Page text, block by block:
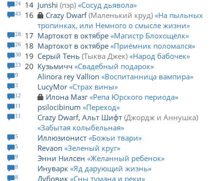
24 14 Junshi пэр Сосуд дьявола
43 16 Crazy Dwarf Маленький круд
На пыльных
тропинках, или Немного о смысле жизни
28 17 Мартокот в октябре Магистр Блохощёлк
26 18 Мартокот в октябре Приёмник поломался
30 19 Серый Тень Тыква Джек Народ бабочек
23 20 Кузьмичч Свадебный подарок
9 Alinora rey Vallion Воспитанница вампира
3 LucyMor Страх вины
12 Илона Мазг Репа Юрского периода
11 psilocibinum Переход
11 Crazy Dwarf, Альт Шифт Джордж и Аннушка
Забытая колыбельная
5 Иллюзионист Божьи твари
5 Revaon Зеленый круг
9 Энни Нилсен Желанный ребенок
8 Инуварк Яд дарующий жизнь
8 Дубовик Сны тумана и реки